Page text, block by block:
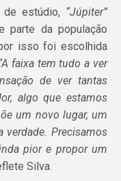
de estúdio, “Júpiter”
parte da população
isso foi escolhida
faixa tem tudo a ver
de ver tantas
algo que estamos
um novo lugar, um
verdade. Precisamos
pior e propor um
Silva.